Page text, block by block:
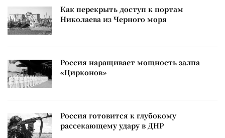
Как перекрыть доступ к портам
Николаева из Черного моря
Россия наращивает мощность залпа
«Цирконов»
Россия готовится к глубокому
рассекающему удару в ДНР